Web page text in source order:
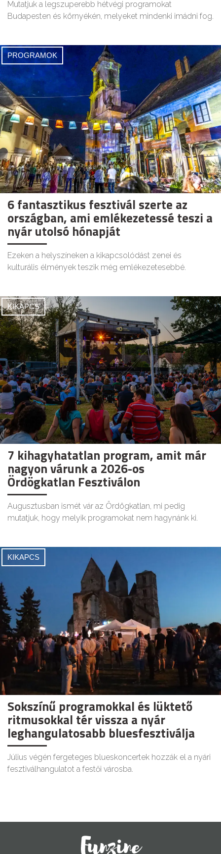
Mutatjuk a legszuperebb hétvégi programokat
Budapesten és környékén, melyeket mindenki imádni fog.
PROGRAMOK
6 fantasztikus fesztivál szerte az
országban, ami emlékezetessé teszi a
nyár utolsó hónapját
Ezeken a helyszíneken a kikapcsolódást zenei és
kulturális élmények teszik még emlékezetesebbé.
KIKAPCS
7 kihagyhatatlan program, amit már
nagyon várunk a 2026-os
Ördögkatlan Fesztiválon
Augusztusban ismét vár az Ördögkatlan, mi pedig
mutatjuk, hogy melyik programokat nem hagynánk ki.
KIKAPCS
Sokszínű programokkal és lüktető
ritmusokkal tér vissza a nyár
leghangulatosabb bluesfesztiválja
Július végén fergeteges blueskoncertek hozzák el a nyári
fesztiválhangulatot a festői városba.